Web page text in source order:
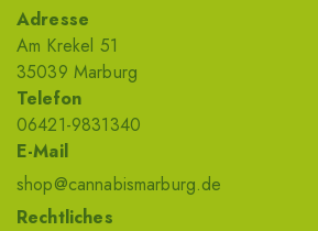
Adresse
Am Krekel 51
35039 Marburg
Telefon
06421-9831340
E-Mail
shop@cannabismarburg.de
Rechtliches